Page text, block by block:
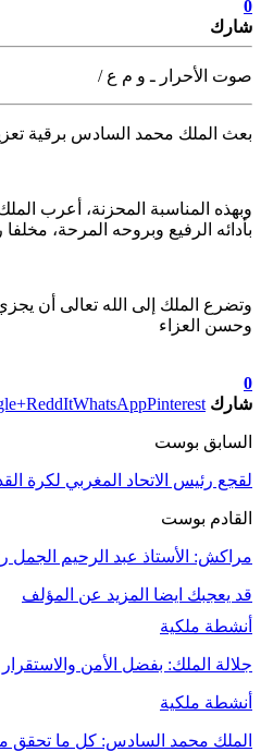
0
شارك
صوت الأحرار ـ و م ع /
بعث الملك محمد السادس برقية
وبهذه المناسبة المحزنة، أعرب
بأدائه الرفيع وبروحه المرحة،
وتضرع الملك إلى الله تعالى أن
وحسن العزاء
0
شارك
ReddItWhatsAppPinterest
السابق بوست
لقجع رئيس الاتحاد المغربي لكرة
القادم بوست
مراكش: الأستاذ عبد الرحيم الجمل
قد يعجبك ايضا المزيد عن المؤلف
أنشطة ملكية
جلالة الملك: بفضل الأمن
أنشطة ملكية
الملك محمد السادس: كل ما